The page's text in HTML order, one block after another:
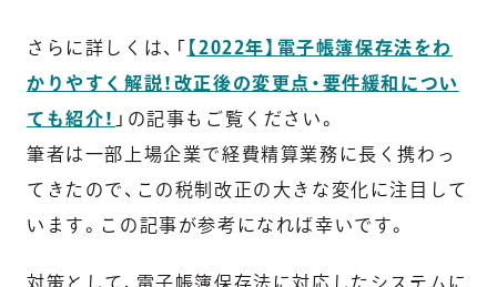
さらに詳しくは、「
【2022年】電子帳簿保存法をわ
かりやすく解説！改正後の変更点・要件緩和につい
ても紹介！ 」の記事もご覧ください。
筆者は一部上場企業で経費精算業務に長く携わっ
てきたので、この税制改正の大きな変化に注目して
います。この記事が参考になれば幸いです。
対策として、電子帳簿保存法に対応したシステムに